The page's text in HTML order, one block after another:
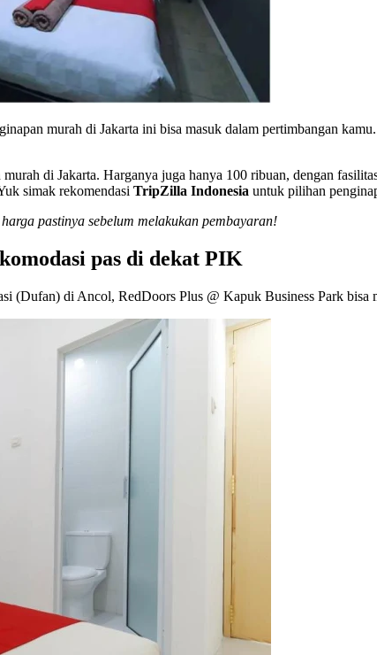
murah di Jakarta ini bisa masuk dalam pertimbangan
di Jakarta. Harganya juga hanya 100 ribuan, dengan
simak rekomendasi TripZilla Indonesia untuk pilihan
pastinya sebelum melakukan pembayaran!
pas di dekat PIK
(Dufan) di Ancol, RedDoors Plus @ Kapuk Business Park